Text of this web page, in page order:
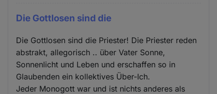
Die Gottlosen sind die
Die Gottlosen sind die Priester! Die Priester reden
abstrakt, allegorisch .. über Vater Sonne,
Sonnenlicht und Leben und erschaffen so in
Glaubenden ein kollektives Über-Ich.
Jeder Monogott war und ist nichts anderes als